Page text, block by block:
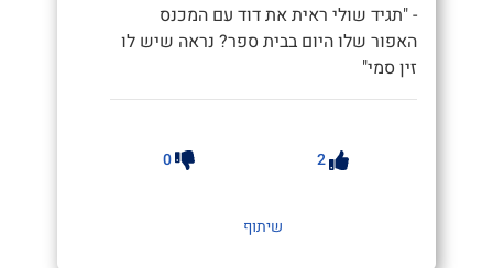
- "תגיד שולי ראית את דוד עם המכנס
האפור שלו היום בבית ספר? נראה שיש לו
זין סמי"
2
0
שיתוף